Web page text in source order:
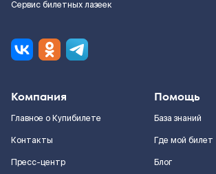
Сервис билетных лазеек
Компания
Главное о Купибилете
Контакты
Пресс-центр
Помощь
База знаний
Где мой билет
Блог